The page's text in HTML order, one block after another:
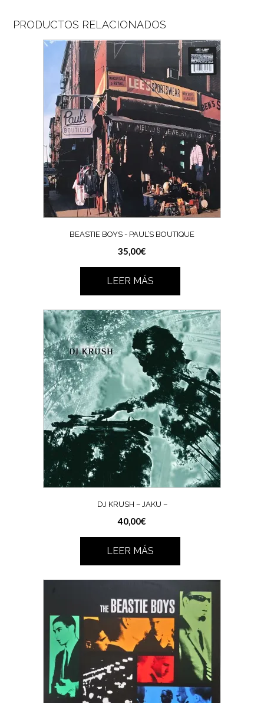
PRODUCTOS RELACIONADOS
BEASTIE BOYS ‎- PAUL’S BOUTIQUE
35,00€
LEER MÁS
DJ KRUSH – JAKU –
40,00€
LEER MÁS